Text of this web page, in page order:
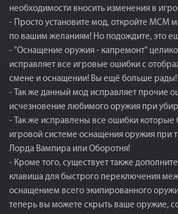
необходимости вносить изменения в
- Просто установите мод, откройте MCM
по вашим желаниям! Но подождите, это
- "Оснащение оружия - капремонт"
исправляет все игровые ошибки с
смене и оснащении! Вы ещё больше
- Так же данный мод исправляет прочие
исчезновение любимого оружия при
- Так же исправлены все ошибки которые
игровой системе оснащения оружия при
Лорда Вампира или Оборотня!
- Кроме того, существует также
клавиша для быстрого переключения
оснащением всего экипированного
теперь вы можете скрыть ваше оружие,